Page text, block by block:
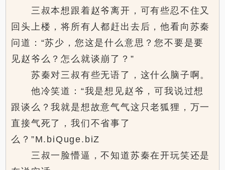
三叔本想跟着赵爷离开，可有些忍不住又
回头上楼，将所有人都赶出去后，他看向苏秦
问道：“苏少，您这是什么意思？您不要是要
见赵爷么？怎么就谈崩了？”
苏秦对三叔有些无语了，这什么脑子啊。
他冷笑道：“我是想见赵爷，可我说过想
跟谈么？我就是想故意气气这只老狐狸，万一
直接气死了，我们不省事了
么？”M.biQuge.biZ
三叔一脸懵逼，不知道苏秦在开玩笑还是